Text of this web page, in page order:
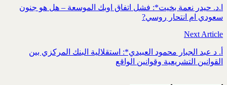
ا.د. حيدر نعمة بخيت*: فشل اتفاق اوبك الموسعة – هل هو جنون
سعودي ام انتحار روسي?
Next Article
أ. د عبد الجبار محمود العبيدي*: استقلالية البنك المركزي بين
القوانين التشريعية وقوانين الواقع